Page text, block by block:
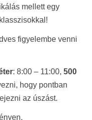
mellett egy
figyelembe venni
: 8:00 – 11:00, 500
hogy pontban
az úszást.